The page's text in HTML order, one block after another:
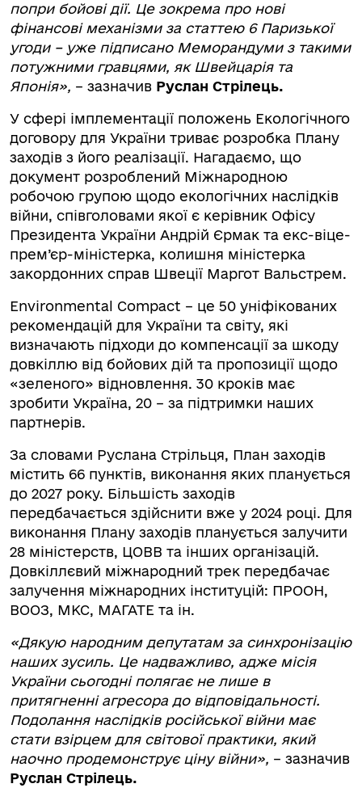
попри бойові дії. Це зокрема про нові
фінансові механізми за статтею 6 Паризької
угоди – уже підписано Меморандуми з такими
потужними гравцями, як Швейцарія та
Японія», – зазначив Руслан Стрілець.
У сфері імплементації положень Екологічного
договору для України триває розробка Плану
заходів з його реалізації. Нагадаємо, що
документ розроблений Міжнародною
робочою групою щодо екологічних наслідків
війни, співголовами якої є керівник Офісу
Президента України Андрій Єрмак та екс-віце-
прем’єр-міністерка, колишня міністерка
закордонних справ Швеції Маргот Вальстрем.
Environmental Compact – це 50 уніфікованих
рекомендацій для України та світу, які
визначають підходи до компенсації за шкоду
довкіллю від бойових дій та пропозиції щодо
«зеленого» відновлення. 30 кроків має
зробити Україна, 20 – за підтримки наших
партнерів.
За словами Руслана Стрільця, План заходів
містить 66 пунктів, виконання яких планується
до 2027 року. Більшість заходів
передбачається здійснити вже у 2024 році. Для
виконання Плану заходів планується залучити
28 міністерств, ЦОВВ та інших організацій.
Довкіллєвий міжнародний трек передбачає
залучення міжнародних інституцій: ПРООН,
ВООЗ, МКС, МАГАТЕ та ін.
«Дякую народним депутатам за синхронізацію
наших зусиль. Це надважливо, адже місія
України сьогодні полягає не лише в
притягненні агресора до відповідальності.
Подолання наслідків російської війни має
стати взірцем для світової практики, який
наочно продемонструє ціну війни», – зазначив
Руслан Стрілець.